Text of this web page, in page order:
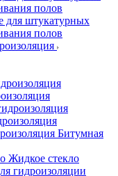
штукатурных
полов
Битумная
Жидкое стекло